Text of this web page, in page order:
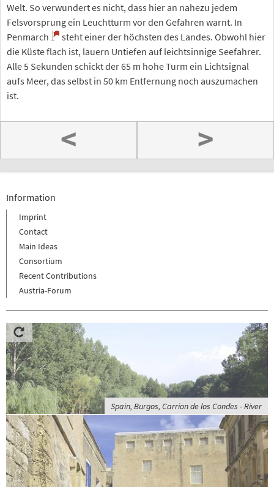
Welt. So verwundert es nicht, dass hier an nahezu jedem
Felsvorsprung ein Leuchtturm vor den Gefahren warnt. In
Penmarch
steht einer der höchsten des Landes. Obwohl hier
die Küste flach ist, lauern Untiefen auf leichtsinnige Seefahrer.
Alle 5 Sekunden schickt der 65 m hohe Turm ein Lichtsignal
aufs Meer, das selbst in 50 km Entfernung noch auszumachen
ist.
< >
Information
Imprint
Contact
Main Ideas
Consortium
Recent Contributions
Austria-Forum
Spain, Burgos, Carrion de los Condes - River